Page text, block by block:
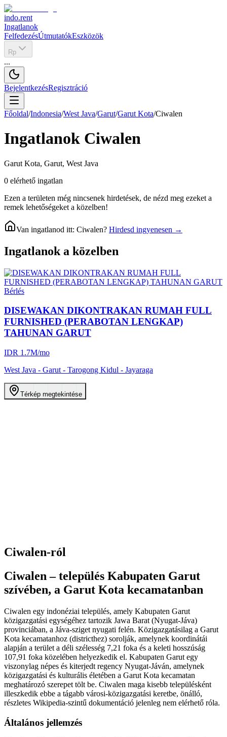
indo.rent
Ingatlanok
FelfedezésÚtmutatókEszközök
Rp
...
BejelentkezésRegisztráció
Főoldal/Indonesia/West Java/Garut/Garut Kota/Ciwalen
Ingatlanok Ciwalen
Garut Kota, Garut, West Java
0 elérhető ingatlan
Ezen a területen még nincsenek hirdetések, de nézd meg ezeket a
remek lehetőségeket a közelben!
Van ingatlanod itt: Ciwalen? Hirdesd ingyenesen →
Ingatlanok a közelben
Bérlés
DISEWAKAN DIKONTRAKAN RUMAH FULL
FURNISHED (PERABOTAN LENGKAP)
TAHUNAN GARUT
IDR 1.7M/mo
West Java - Garut - Tarogong Kidul - Jayaraga
Térkép megtekintése
Ciwalen-ról
Ciwalen – település Kabupaten Garut
szívében, a Garut Kota kecamatanban
Ciwalen egy indonéziai település, amely Kabupaten Garut
közigazgatási egységéhez tartozik Jawa Barat (Nyugat-Jáva)
provinciában, a Jáva-sziget nyugati felén. Közigazgatásilag a Garut
Kota kecamatanhoz (districthez) sorolják, amelynek koordinátái
alapján a terület a déli szélesség 7,21 foka és a keleti hosszúság
107,91 foka közelében helyezkedik el. Kabupaten Garut egy
viszonylag népes és kiterjedt regency Nyugat-Jáván, amelynek
közigazgatási és kulturális életében a Garut Kota kecamatan
meghatározó szerepet tölt be. Ciwalen maga kisebb településként
illeszkedik ebbe a tágabb városi-közigazgatási keretbe, önálló,
részletes Wikipedia-szintű dokumentáció jelenleg nem elérhető róla.
Általános jellemzés